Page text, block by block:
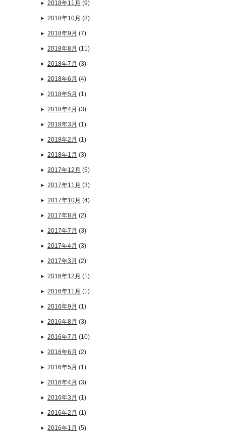
2018年11月 (9)
2018年10月 (8)
2018年9月 (7)
2018年8月 (11)
2018年7月 (3)
2018年6月 (4)
2018年5月 (1)
2018年4月 (3)
2018年3月 (1)
2018年2月 (1)
2018年1月 (3)
2017年12月 (5)
2017年11月 (3)
2017年10月 (4)
2017年8月 (2)
2017年7月 (3)
2017年4月 (3)
2017年3月 (2)
2016年12月 (1)
2016年11月 (1)
2016年9月 (1)
2016年8月 (3)
2016年7月 (10)
2016年6月 (2)
2016年5月 (1)
2016年4月 (3)
2016年3月 (1)
2016年2月 (1)
2016年1月 (5)